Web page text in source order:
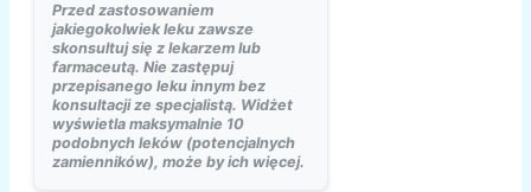
Przed zastosowaniem
jakiegokolwiek leku zawsze
skonsultuj się z lekarzem lub
farmaceutą. Nie zastępuj
przepisanego leku innym bez
konsultacji ze specjalistą. Widżet
wyświetla maksymalnie 10
podobnych leków (potencjalnych
zamienników), może by ich więcej.